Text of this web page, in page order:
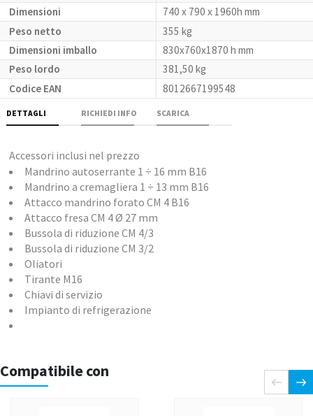
Dimensioni
740 x 790 x 1960h mm
Peso netto
355 kg
Dimensioni imballo
830x760x1870 h mm
Peso lordo
381,50 kg
Codice EAN
8012667199548
DETTAGLI RICHIEDI INFO SCARICA
Accessori inclusi nel prezzo
Mandrino autoserrante 1 ÷ 16 mm B16
Mandrino a cremagliera 1 ÷ 13 mm B16
Attacco mandrino forato CM 4 B16
Attacco fresa CM 4 Ø 27 mm
Bussola di riduzione CM 4/3
Bussola di riduzione CM 3/2
Oliatori
Tirante M16
Chiavi di servizio
Impianto di refrigerazione
Compatibile con